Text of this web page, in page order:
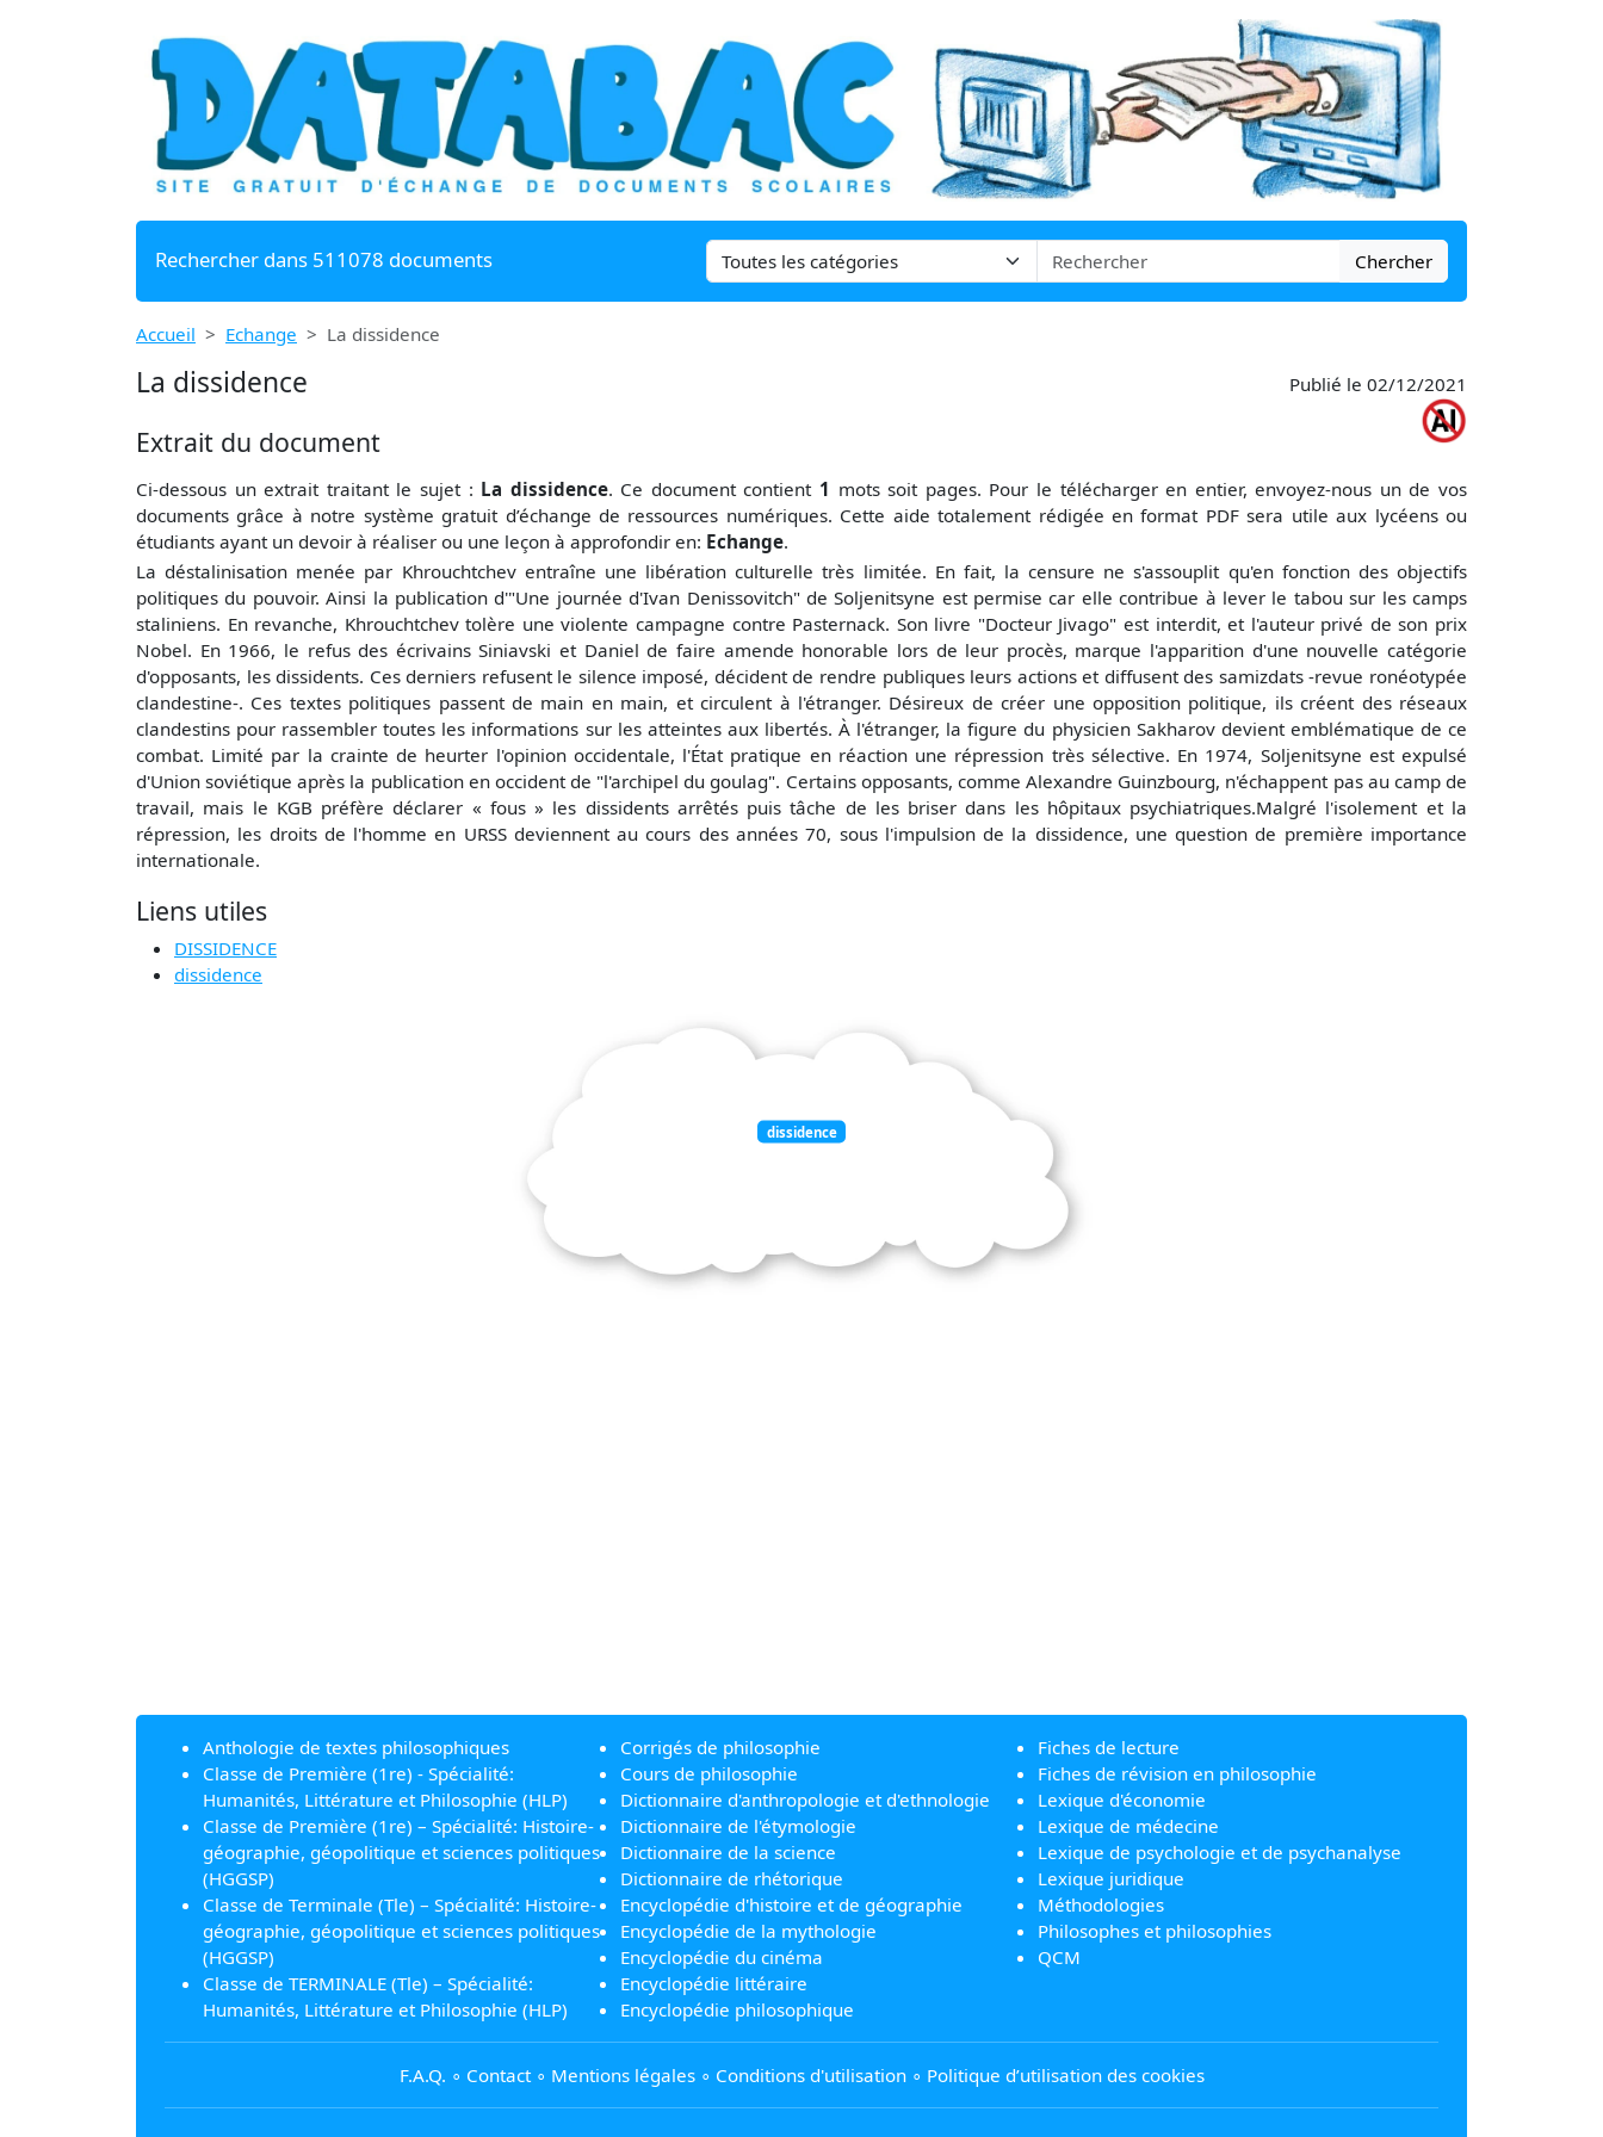
Rechercher dans 511078 documents Chercher
Accueil Echange La dissidence
La dissidence Publié le 02/12/2021
Extrait du document
Ci-dessous un extrait traitant le sujet : La dissidence. Ce document contient 1 mots soit pages. Pour le télécharger en entier, envoyez-nous un de vos
documents grâce à notre système gratuit d’échange de ressources numériques. Cette aide totalement rédigée en format PDF sera utile aux lycéens ou
étudiants ayant un devoir à réaliser ou une leçon à approfondir en: Echange.
La déstalinisation menée par Khrouchtchev entraîne une libération culturelle très limitée. En fait, la censure ne s'assouplit qu'en fonction des objectifs
politiques du pouvoir. Ainsi la publication d'"Une journée d'Ivan Denissovitch" de Soljenitsyne est permise car elle contribue à lever le tabou sur les camps
staliniens. En revanche, Khrouchtchev tolère une violente campagne contre Pasternack. Son livre "Docteur Jivago" est interdit, et l'auteur privé de son prix
Nobel. En 1966, le refus des écrivains Siniavski et Daniel de faire amende honorable lors de leur procès, marque l'apparition d'une nouvelle catégorie
d'opposants, les dissidents. Ces derniers refusent le silence imposé, décident de rendre publiques leurs actions et diffusent des samizdats -revue ronéotypée
clandestine-. Ces textes politiques passent de main en main, et circulent à l'étranger. Désireux de créer une opposition politique, ils créent des réseaux
clandestins pour rassembler toutes les informations sur les atteintes aux libertés. À l'étranger, la figure du physicien Sakharov devient emblématique de ce
combat. Limité par la crainte de heurter l'opinion occidentale, l'État pratique en réaction une répression très sélective. En 1974, Soljenitsyne est expulsé
d'Union soviétique après la publication en occident de "l'archipel du goulag". Certains opposants, comme Alexandre Guinzbourg, n'échappent pas au camp de
travail, mais le KGB préfère déclarer « fous » les dissidents arrêtés puis tâche de les briser dans les hôpitaux psychiatriques.Malgré l'isolement et la
répression, les droits de l'homme en URSS deviennent au cours des années 70, sous l'impulsion de la dissidence, une question de première importance
internationale.
Liens utiles
DISSIDENCE
dissidence
dissidence
Anthologie de textes philosophiques
Classe de Première (1re) - Spécialité:
Humanités, Littérature et Philosophie (HLP)
Classe de Première (1re) – Spécialité: Histoire-
géographie, géopolitique et sciences politiques
(HGGSP)
Classe de Terminale (Tle) – Spécialité: Histoire-
géographie, géopolitique et sciences politiques
(HGGSP)
Classe de TERMINALE (Tle) – Spécialité:
Humanités, Littérature et Philosophie (HLP)
Corrigés de philosophie
Cours de philosophie
Dictionnaire d'anthropologie et d'ethnologie
Dictionnaire de l'étymologie
Dictionnaire de la science
Dictionnaire de rhétorique
Encyclopédie d'histoire et de géographie
Encyclopédie de la mythologie
Encyclopédie du cinéma
Encyclopédie littéraire
Encyclopédie philosophique
Fiches de lecture
Fiches de révision en philosophie
Lexique d'économie
Lexique de médecine
Lexique de psychologie et de psychanalyse
Lexique juridique
Méthodologies
Philosophes et philosophies
QCM
F.A.Q. ∘ Contact∘ Mentions légales∘ Conditions d'utilisation∘ Politique d’utilisation des cookies